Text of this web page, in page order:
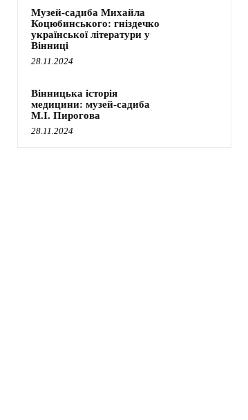
Музей-садиба Михайла
Коцюбинського: гніздечко
української літератури у
Вінниці
28.11.2024
Вінницька історія
медицини: музей-садиба
М.І. Пирогова
28.11.2024